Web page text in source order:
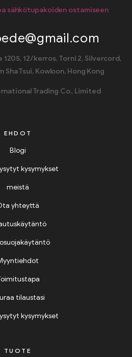
sähkötupakoiden ostamiseen
1205, 12/kerros, Torni 2, Silvercord,
Sha Tsui, Kowloon, Hong Kong
Trading Co., Limited
EHDOT
Blogi
kysymykset
meistä
yhteyttä
tilaustasi
kysymykset
TUOTE